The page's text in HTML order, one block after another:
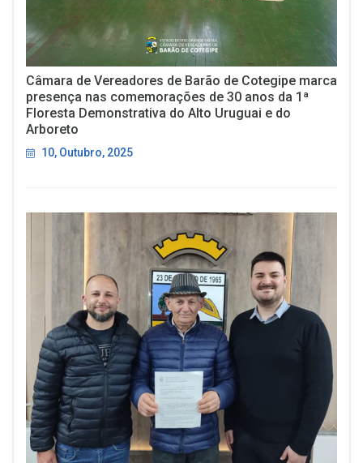
Câmara de Vereadores de Barão de Cotegipe marca
presença nas comemorações de 30 anos da 1ª
Floresta Demonstrativa do Alto Uruguai e do
Arboreto
10, Outubro, 2025